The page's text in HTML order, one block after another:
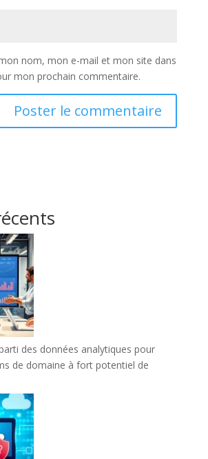
nom, mon e-mail et mon site dans
mon prochain commentaire.
des données analytiques pour
de domaine à fort potentiel de